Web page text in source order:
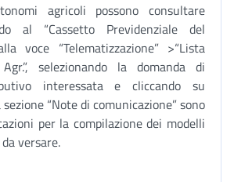
agricoli possono consultare
al “Cassetto Previdenziale del
voce “Telematizzazione” >“Lista
selezionando la domanda di
interessata e cliccando su
sezione “Note di comunicazione” sono
per la compilazione dei modelli
versare.